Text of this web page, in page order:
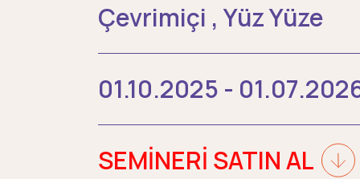
Çevrimiçi , Yüz Yüze
01.10.2025 -
SEMİNERİ SATIN AL